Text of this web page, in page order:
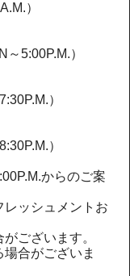
）
5:00P.M.）
）
）
からのご案
ッシュメントお
ございます。
合がございま